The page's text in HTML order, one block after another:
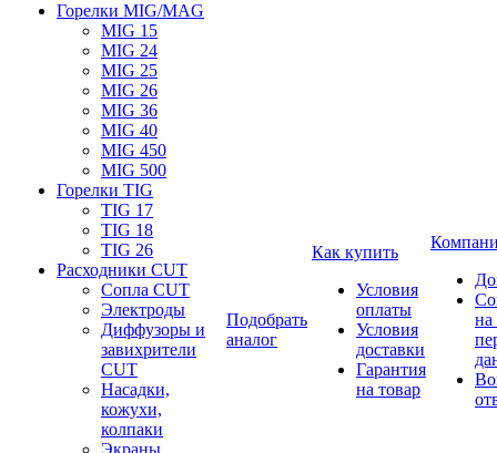
Горелки MIG/MAG
MIG 15
MIG 24
MIG 25
MIG 26
MIG 36
MIG 40
MIG 450
MIG 500
Горелки TIG
TIG 17
TIG 18
TIG 26
Расходники CUT
Сопла CUT
Электроды
Диффузоры и
завихрители
CUT
Насадки,
кожухи,
колпаки
Экраны
Подобрать
аналог
Как купить
Условия
оплаты
Условия
доставки
Гарантия
на товар
на